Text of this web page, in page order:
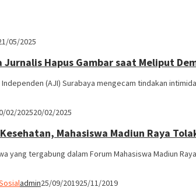
05/2025
Hapus Gambar saat Meliput
Independen (AJI) Surabaya mengecam tindakan
02/202520/02/2025
Mahasiswa Madiun Raya
yang tergabung dalam Forum Mahasiswa Madiun
admin25/09/201925/11/2019